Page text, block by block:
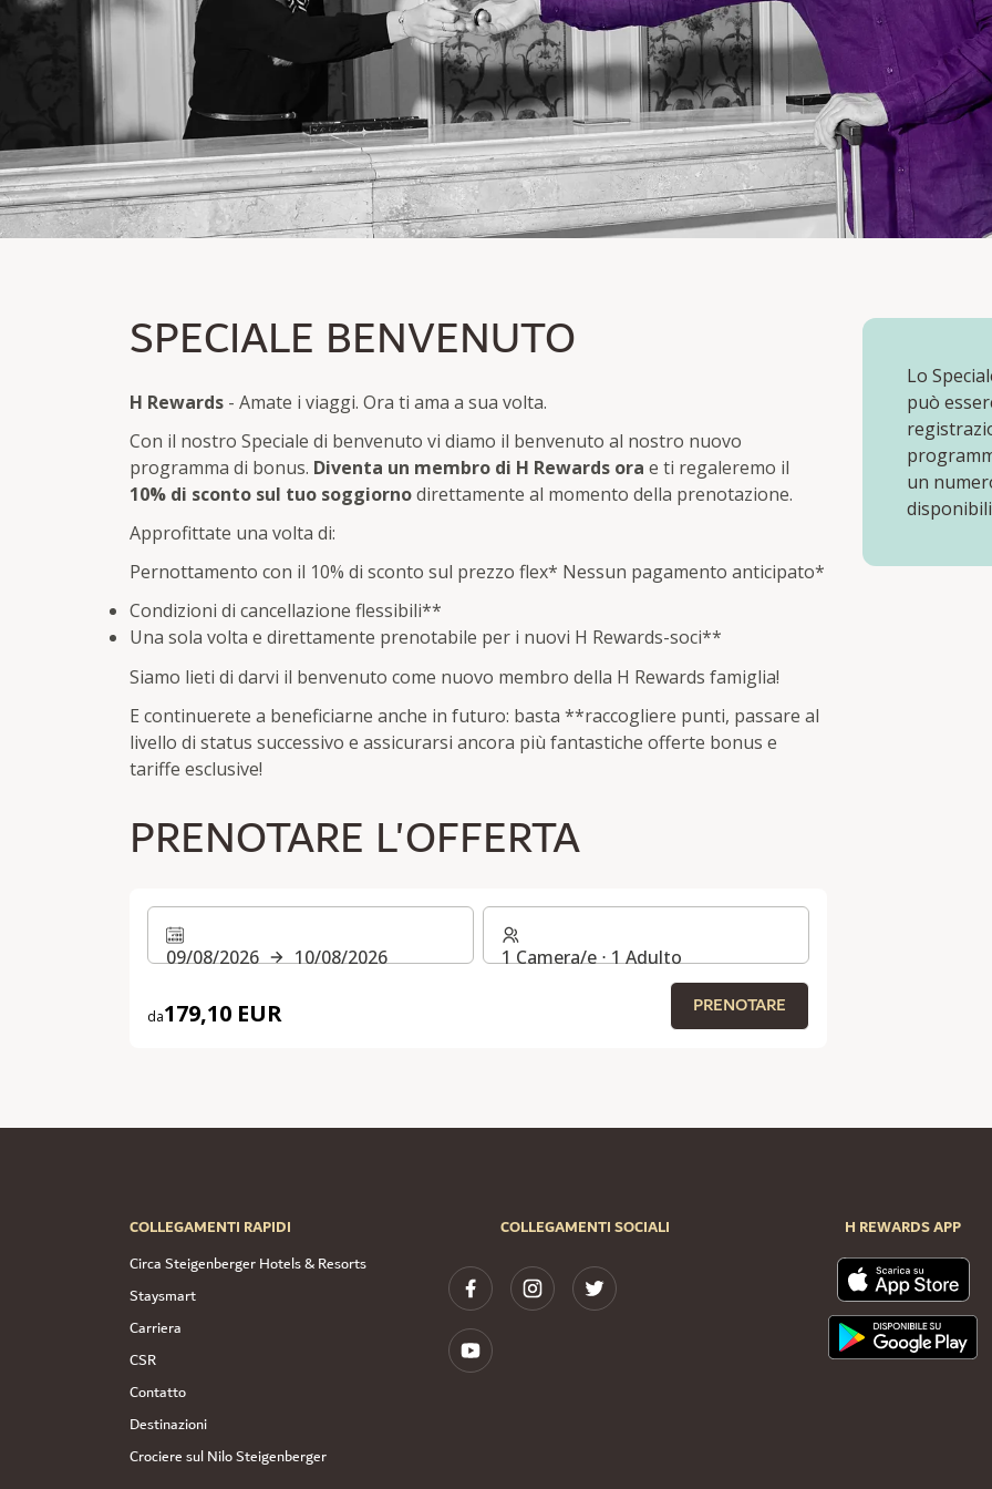
10% di sconto
Una tantum e direttamente disponibile per i nuovi H Rewards membri
SPECIALE BENVENUTO
H Rewards - Amate i viaggi. Ora ti ama a sua volta.
Con il nostro Speciale di benvenuto vi diamo il benvenuto al nostro nuovo
programma di bonus. Diventa un membro di H Rewards ora e ti regaleremo il
10% di sconto sul tuo soggiornodirettamente al momento della prenotazione.
Approfittate una volta di:
Pernottamento con il 10% di sconto sul prezzo flex* Nessun pagamento anticipato*
Condizioni di cancellazione flessibili**
Una sola volta e direttamente prenotabile per i nuovi H Rewards-soci**
Siamo lieti di darvi il benvenuto come nuovo membro della H Rewards famiglia!
E continuerete a beneficiarne anche in futuro: basta **raccogliere punti, passare al
livello di status successivo e assicurarsi ancora più fantastiche offerte bonus e
tariffe esclusive!
PRENOTARE L'OFFERTA
09/08/2026 10/08/2026
da179,10 EUR
1 Camera/e ⋅ 1 Adulto
PRENOTARE
Lo
può
un
COLLEGAMENTI RAPIDI
Circa Steigenberger Hotels & Resorts
Staysmart
Carriera
CSR
Contatto
Destinazioni
Crociere sul Nilo Steigenberger
COLLEGAMENTI SOCIALI H REWARDS APP